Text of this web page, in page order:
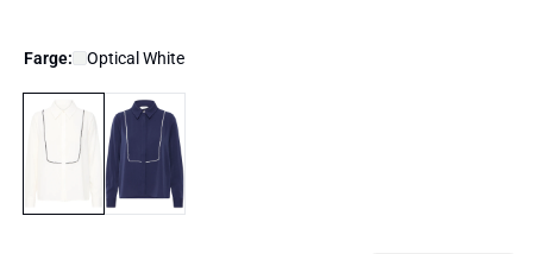
Farge: Optical White